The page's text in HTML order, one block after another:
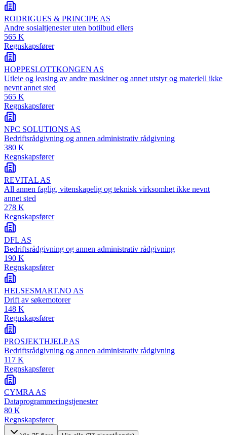
RODRIGUES & PRINCIPE AS
Andre sosialtjenester uten botilbud ellers
565 K
Regnskapsfører
HOPPESLOTTKONGEN AS
Utleie og leasing av andre maskiner og annet utstyr og materiell ikke
nevnt annet sted
565 K
Regnskapsfører
NPC SOLUTIONS AS
Bedriftsrådgivning og annen administrativ rådgivning
380 K
Regnskapsfører
REVITAL AS
All annen faglig, vitenskapelig og teknisk virksomhet ikke nevnt
annet sted
278 K
Regnskapsfører
DFL AS
Bedriftsrådgivning og annen administrativ rådgivning
190 K
Regnskapsfører
HELSESMART.NO AS
Drift av søkemotorer
148 K
Regnskapsfører
PROSJEKTHJELP AS
Bedriftsrådgivning og annen administrativ rådgivning
117 K
Regnskapsfører
CYMRA AS
Dataprogrammeringstjenester
80 K
Regnskapsfører